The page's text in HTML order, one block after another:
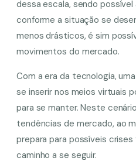
dessa escala, sendo
conforme a situação se
menos drásticos, é sim
movimentos do mercado.
Com a era da tecnologia,
se inserir nos meios virtuais
para se manter. Neste
tendências de mercado, ao
prepara para possíveis
caminho a se seguir.